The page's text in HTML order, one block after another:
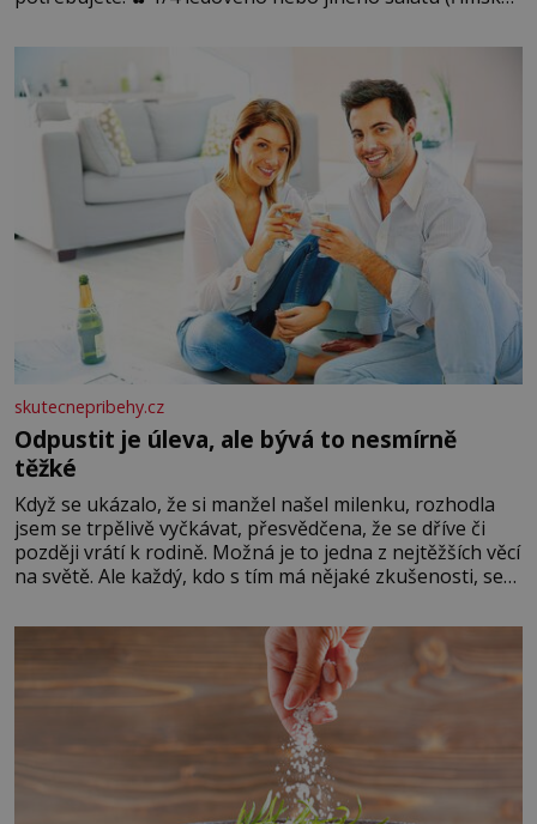
okurky ✿ 2 rajčata Zálivka: ✿ 4 lžíce olivového oleje ✿ 1
lžíci citronové šťávy ✿ ½ stroužku
skutecnepribehy.cz
Odpustit je úleva, ale bývá to nesmírně
těžké
Když se ukázalo, že si manžel našel milenku, rozhodla
jsem se trpělivě vyčkávat, přesvědčena, že se dříve či
později vrátí k rodině. Možná je to jedna z nejtěžších věcí
na světě. Ale každý, kdo s tím má nějaké zkušenosti, se
Když se ke mně doneslo, že si manžel pořídil milenku,